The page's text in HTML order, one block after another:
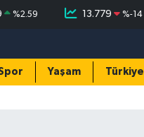
%2.59 13.779 %-14
Yaşam Türkiye